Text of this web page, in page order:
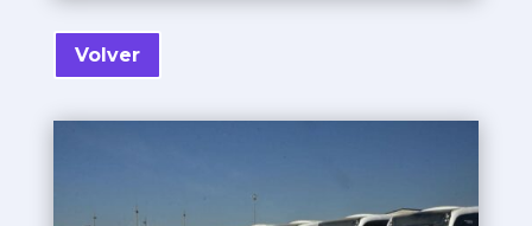
Volver